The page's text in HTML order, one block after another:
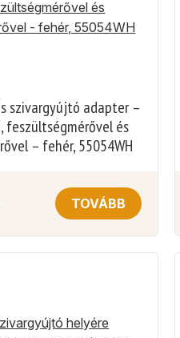
szivargyújtó adapter –
feszültségmérővel és
– fehér, 55054WH
TOVÁBB